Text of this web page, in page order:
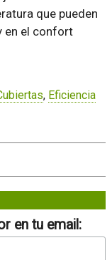
que pueden
en el confort
, Eficiencia
en tu email: